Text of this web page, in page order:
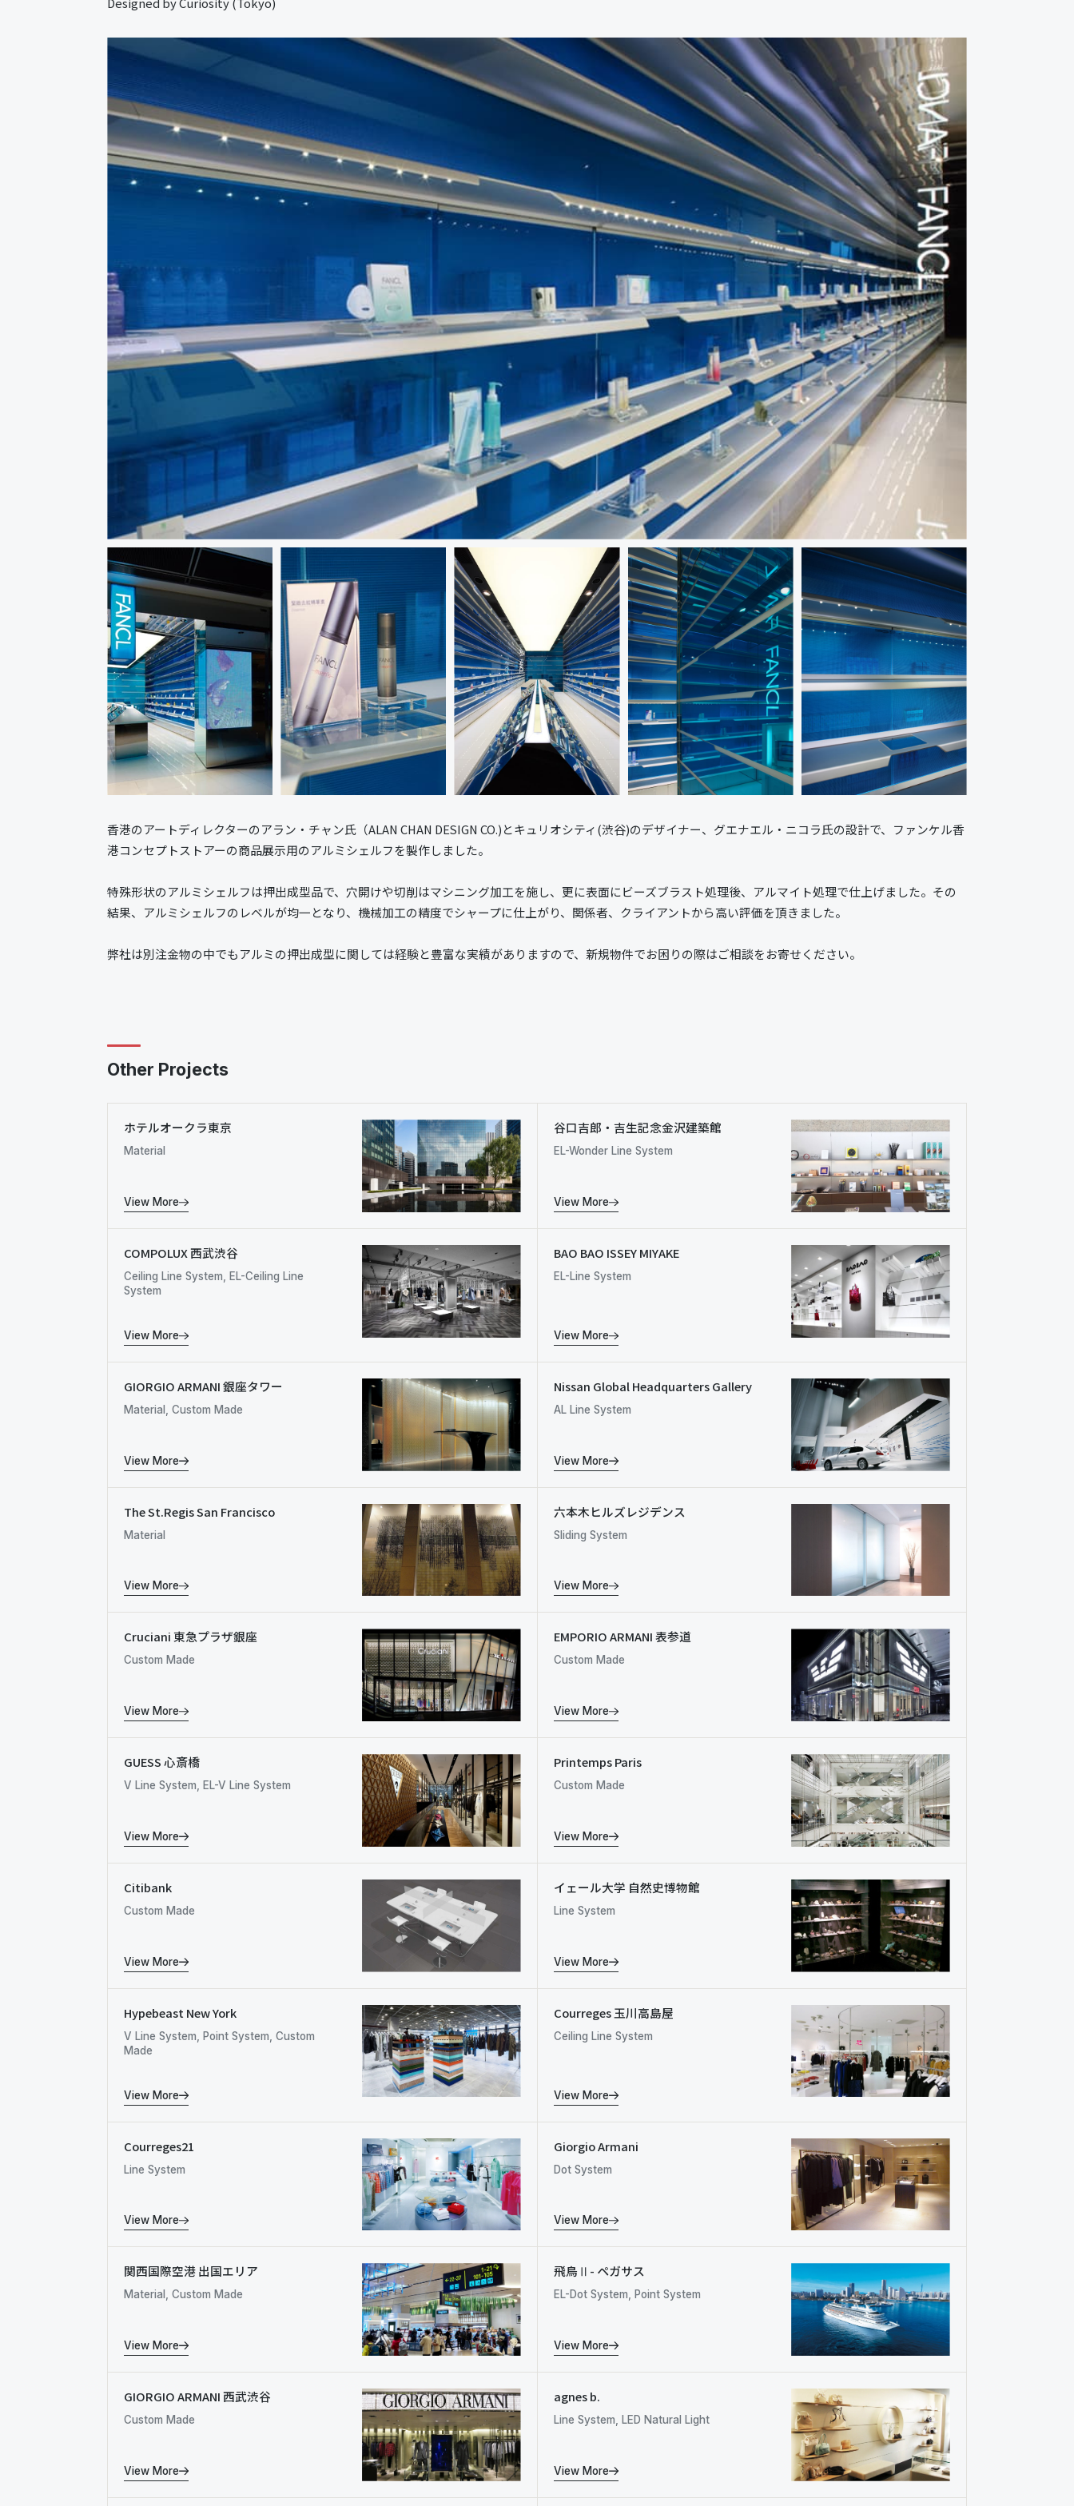
香港のアートディレクターのアラン・チャン氏（ALAN CHAN DESIGN CO.)とキュリオシティ(渋谷)のデザイナー、グエナエル・ニコラ氏の設計で、ファンケル香
港コンセプトストアーの商品展示用のアルミシェルフを製作しました。
特殊形状のアルミシェルフは押出成型品で、穴開けや切削はマシニング加工を施し、更に表面にビーズブラスト処理後、アルマイト処理で仕上げました。その
結果、アルミシェルフのレベルが均一となり、機械加工の精度でシャープに仕上がり、関係者、クライアントから高い評価を頂きました。
弊社は別注金物の中でもアルミの押出成型に関しては経験と豊富な実績がありますので、新規物件でお困りの際はご相談をお寄せください。
Other Projects
ホテルオークラ東京
Material
View More
谷口吉郎・吉生記念金沢建築館
EL-Wonder Line System
View More
COMPOLUX 西武渋谷
Ceiling Line System, EL-Ceiling Line
System
View More
BAO BAO ISSEY MIYAKE
EL-Line System
View More
GIORGIO ARMANI 銀座タワー
Material, Custom Made
View More
Nissan Global Headquarters Gallery
AL Line System
View More
The St.Regis San Francisco
Material
View More
六本木ヒルズレジデンス
Sliding System
View More
Cruciani 東急プラザ銀座
Custom Made
View More
EMPORIO ARMANI 表参道
Custom Made
View More
GUESS 心斎橋
V Line System, EL-V Line System
View More
Printemps Paris
Custom Made
View More
Citibank
Custom Made
View More
イェール大学 自然史博物館
Line System
View More
Hypebeast New York
V Line System, Point System, Custom
Made
View More
Courreges 玉川高島屋
Ceiling Line System
View More
Courreges21
Line System
View More
Giorgio Armani
Dot System
View More
関西国際空港 出国エリア
Material, Custom Made
View More
飛鳥Ⅱ- ペガサス
EL-Dot System, Point System
View More
GIORGIO ARMANI 西武渋谷
Custom Made
View More
agnes b.
Line System, LED Natural Light
View More